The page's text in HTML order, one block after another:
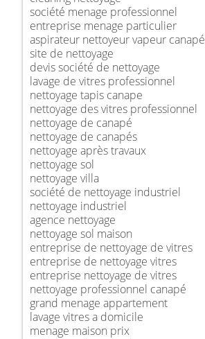
société menage professionnel
entreprise menage particulier
aspirateur nettoyeur vapeur canapé
site de nettoyage
devis société de nettoyage
lavage de vitres professionnel
nettoyage tapis canape
nettoyage des vitres professionnel
nettoyage de canapé
nettoyage de canapés
nettoyage après travaux
nettoyage sol
nettoyage villa
société de nettoyage industriel
nettoyage industriel
agence nettoyage
nettoyage sol maison
entreprise de nettoyage de vitres
entreprise de nettoyage vitres
entreprise nettoyage de vitres
nettoyage professionnel canapé
grand menage appartement
lavage vitres a domicile
menage maison prix